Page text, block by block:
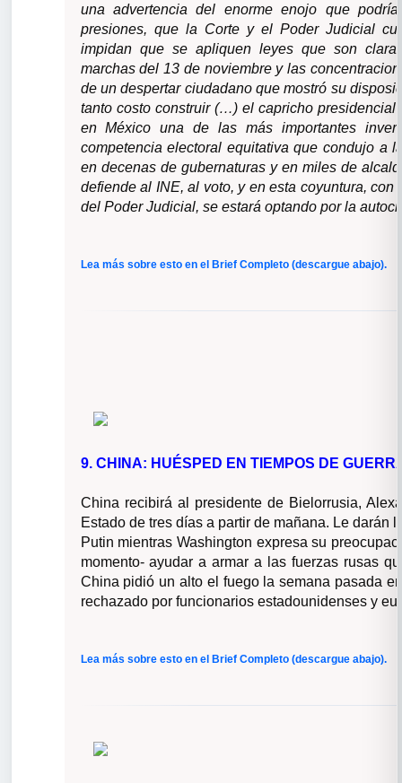
una advertencia del enorme enojo que
presiones, que la Corte y el Poder Judicial
impidan que se apliquen leyes que son
marchas del 13 de noviembre y las
de un despertar ciudadano que mostró su
tanto costo construir (…) el capricho
en México una de las más importantes
competencia electoral equitativa que condujo a
en decenas de gubernaturas y en miles de
defiende al INE, al voto, y en esta coyuntura,
del Poder Judicial, se estará optando por la
Lea más sobre esto en el Brief Completo (descargue abajo).
9. CHINA: HUÉSPED EN TIEMPOS DE
China recibirá al presidente de Bielorrusia,
Estado de tres días a partir de mañana. Le darán
Putin mientras Washington expresa su
momento- ayudar a armar a las fuerzas rusas
China pidió un alto el fuego la semana pasada
rechazado por funcionarios estadounidenses y
Lea más sobre esto en el Brief Completo (descargue abajo).